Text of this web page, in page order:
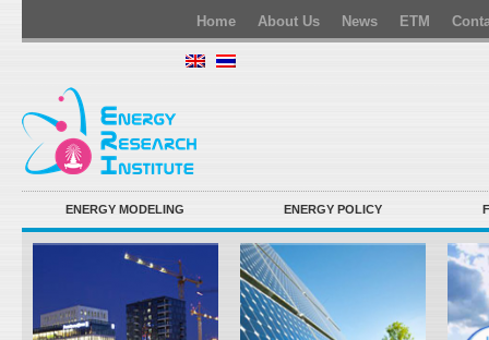
Home About Us News ETM
ENERGY MODELING ENERGY POLICY